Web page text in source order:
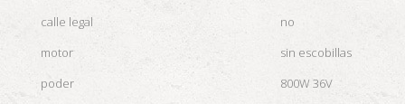
calle legal
no
motor
sin escobillas
poder
800W 36V